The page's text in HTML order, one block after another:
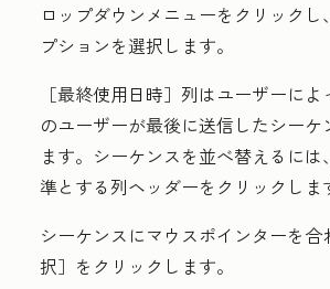
ロップダウンメニューをクリックし、
プションを選択します。
［最終使用日時］ 列はユーザーによ
のユーザーが最後に送信したシー
ます。シーケンスを並べ替えるに
準とする列ヘッダーをクリックしま
シーケンスにマウスポインターを合
択］ をクリックします。